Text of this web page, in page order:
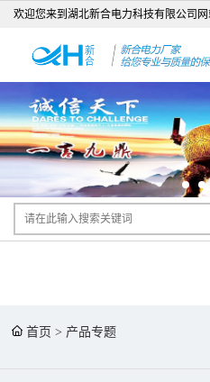
欢迎您来到湖北新合电力科技有限公司网
首页 > 产品专题